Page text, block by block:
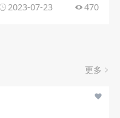
2023-07-23 470
更多